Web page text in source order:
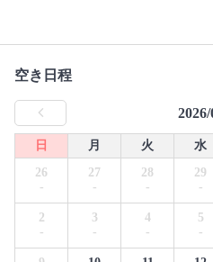
空き日程
2026/
日 月 火 水
26
-
27
-
28
-
29
-
2
-
3
-
4
-
5
-